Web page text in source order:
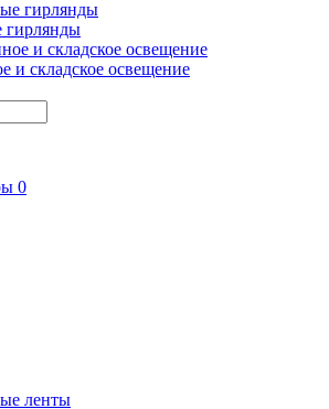
гирлянды
и складское освещение
0